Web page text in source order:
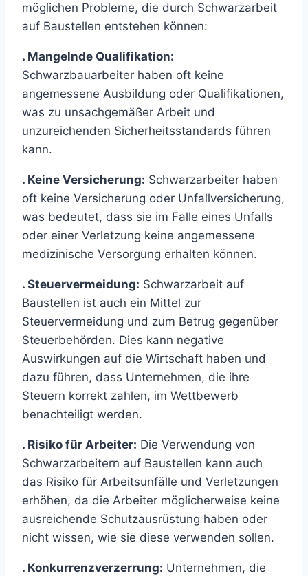
möglichen Probleme, die durch Schwarzarbeit
auf Baustellen entstehen können:
. Mangelnde Qualifikation:
Schwarzbauarbeiter haben oft keine
angemessene Ausbildung oder Qualifikationen,
was zu unsachgemäßer Arbeit und
unzureichenden Sicherheitsstandards führen
kann.
. Keine Versicherung: Schwarzarbeiter haben
oft keine Versicherung oder Unfallversicherung,
was bedeutet, dass sie im Falle eines Unfalls
oder einer Verletzung keine angemessene
medizinische Versorgung erhalten können.
. Steuervermeidung: Schwarzarbeit auf
Baustellen ist auch ein Mittel zur
Steuervermeidung und zum Betrug gegenüber
Steuerbehörden. Dies kann negative
Auswirkungen auf die Wirtschaft haben und
dazu führen, dass Unternehmen, die ihre
Steuern korrekt zahlen, im Wettbewerb
benachteiligt werden.
. Risiko für Arbeiter: Die Verwendung von
Schwarzarbeitern auf Baustellen kann auch
das Risiko für Arbeitsunfälle und Verletzungen
erhöhen, da die Arbeiter möglicherweise keine
ausreichende Schutzausrüstung haben oder
nicht wissen, wie sie diese verwenden sollen.
. Konkurrenzverzerrung: Unternehmen, die